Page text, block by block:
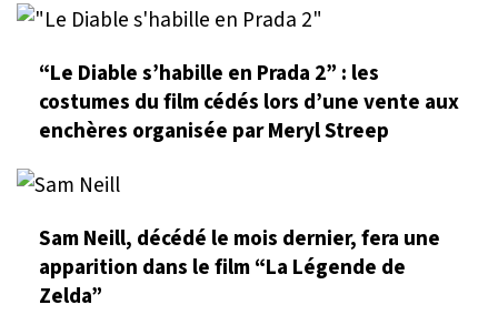
“Le Diable s’habille en Prada 2” : les
costumes du film cédés lors d’une vente aux
enchères organisée par Meryl Streep
Sam Neill, décédé le mois dernier, fera une
apparition dans le film “La Légende de
Zelda”